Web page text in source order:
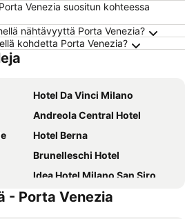
Venezia suositun kohteessa
nähtävyyttä Porta Venezia?
kohdetta Porta Venezia?
Hotel Da Vinci Milano
Andreola Central Hotel
Hotel Berna
Brunelleschi Hotel
Idea Hotel Milano San Siro
B&B HOTEL Milano Central Station
- Porta Venezia